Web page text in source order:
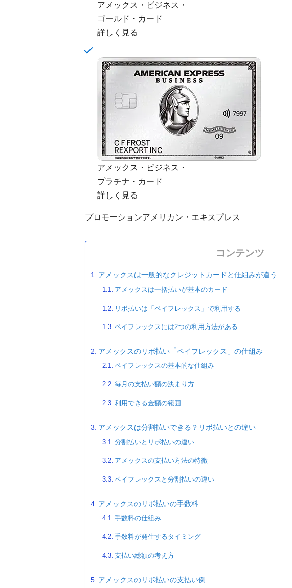
アメックス・ビジネス・
ゴールド・カード
詳しく見る
アメックス・ビジネス・
プラチナ・カード
詳しく見る
プロモーションアメリカン・エキスプレス
コンテンツ
アメックスは一般的なクレジットカードと仕組みが違う
アメックスは一括払いが基本のカード
リボ払いは「ペイフレックス」で利用する
ペイフレックスには2つの利用方法がある
アメックスのリボ払い「ペイフレックス」の仕組み
ペイフレックスの基本的な仕組み
毎月の支払い額の決まり方
利用できる金額の範囲
アメックスは分割払いできる？リボ払いとの違い
分割払いとリボ払いの違い
アメックスの支払い方法の特徴
ペイフレックスと分割払いの違い
アメックスのリボ払いの手数料
手数料の仕組み
手数料が発生するタイミング
支払い総額の考え方
アメックスのリボ払いの支払い例